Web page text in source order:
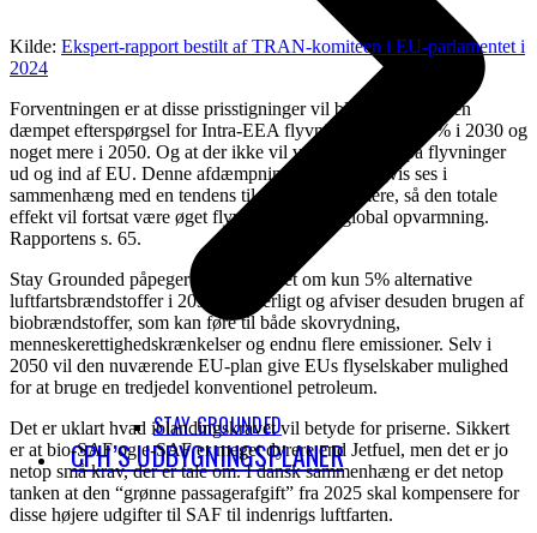
STAY GROUNDED
CPH’S UDBYGNINGSPLANER
Kilde: Ekspert-rapport bestilt af TRAN-komiteen i EU-parlamentet i
2024
Forventningen er at disse prisstigninger vil blive afspejlet i en
dæmpet efterspørgsel for Intra-EEA flyvninger på ca. 10% i 2030 og
noget mere i 2050. Og at der ikke vil være en effekt på flyvninger
ud og ind af EU. Denne afdæmpning skal naturligvis ses i
sammenhæng med en tendens til at der flyves mere, så den totale
effekt vil fortsat være øget flyvning og øget global opvarmning.
Rapportens s. 65.
Stay Grounded påpeger også, at målet om kun 5% alternative
luftfartsbrændstoffer i 2030 er latterligt og afviser desuden brugen af
​​biobrændstoffer, som kan føre til både skovrydning,
menneskerettighedskrænkelser og endnu flere emissioner. Selv i
2050 vil den nuværende EU-plan give EUs flyselskaber mulighed
for at bruge en tredjedel konventionel petroleum.
Det er uklart hvad iblandingskravet vil betyde for priserne. Sikkert
er at bio-SAF og e-SAF er meget dyrere end Jetfuel, men det er jo
netop små krav, der er tale om. I dansk sammenhæng er det netop
tanken at den “grønne passagerafgift” fra 2025 skal kompensere for
disse højere udgifter til SAF til indenrigs luftfarten.